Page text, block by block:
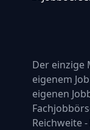
Der einzige
eigenem
eigenen
Reichweite